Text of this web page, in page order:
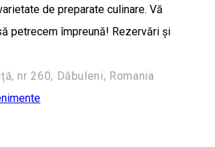
de preparate culinare. Vă
petrecem împreună! Rezervări și
nr 260, Dăbuleni, Romania